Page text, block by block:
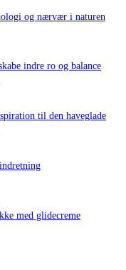
og nærvær i naturen
indre ro og balance
til den haveglade
med glidecreme